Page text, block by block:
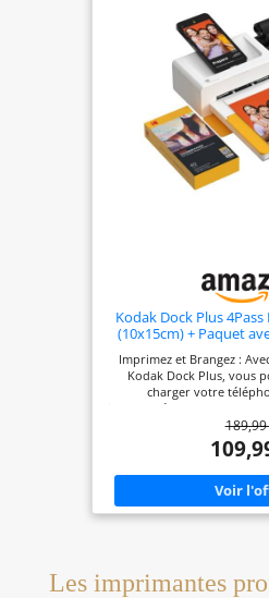
recharge USB-C, cette
fil est toujours prête à
votre prochaine aventure,
être petit mais puissant.
MANIÈRE : utilisez
avec cette imprimante
Des impressions
uniques, vos souvenirs
aussi nomades
Kodak Dock Plus
(10x15cm) + Paquet
Imprimez et Brangez :
Kodak Dock Plus, vous
charger votre
instantanément vos photos
Plus est compatible avec
Android et prend
connexion sans fil
supérieure : Le Kodak
technologie 11PASS, qui
photos avec des
plastifiées. Elles sont
photos avec ou sans
vous pouvez par exemple
189,99
Les imprimantes